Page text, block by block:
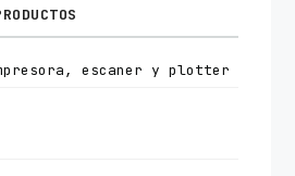
escaner y plotter